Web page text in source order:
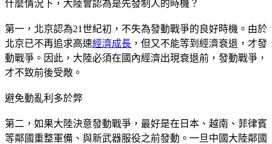
什麼情況下，大陸會認為是先發制人的時機？
第一，北京認為21世紀初，不失為發動戰爭的良好時機。由於
北京已不再追求高速經濟成長 ，但又不能等到經濟衰退，才發
動戰爭。因此，大陸必須在國內經濟出現衰退前，發動戰爭，
才不致前後受敵。
避免動亂利多於弊
第二，如果大陸決意發動戰爭，最好是在日本、越南、菲律賓
等鄰國重整軍備、與新武器服役之前發動。一旦中國大陸鄰國